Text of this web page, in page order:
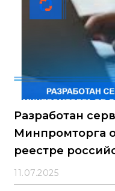
Разработан
Минпромторга
реестре
продукции
11.07.2025